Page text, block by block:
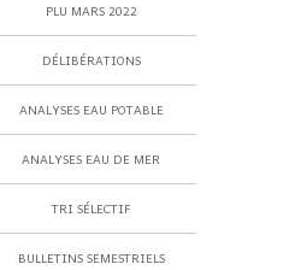
PLU MARS 2022
DÉLIBÉRATIONS
ANALYSES EAU POTABLE
ANALYSES EAU DE MER
TRI SÉLECTIF
BULLETINS SEMESTRIELS